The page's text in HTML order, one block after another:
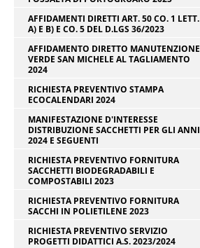
AFFIDAMENTI DIRETTI ART. 50 CO. 1 LETT.
A) E B) E CO. 5 DEL D.LGS 36/2023
AFFIDAMENTO DIRETTO MANUTENZIONE
VERDE SAN MICHELE AL TAGLIAMENTO
2024
RICHIESTA PREVENTIVO STAMPA
ECOCALENDARI 2024
MANIFESTAZIONE D'INTERESSE
DISTRIBUZIONE SACCHETTI PER GLI ANNI
2024 E SEGUENTI
RICHIESTA PREVENTIVO FORNITURA
SACCHETTI BIODEGRADABILI E
COMPOSTABILI 2023
RICHIESTA PREVENTIVO FORNITURA
SACCHI IN POLIETILENE 2023
RICHIESTA PREVENTIVO SERVIZIO
PROGETTI DIDATTICI A.S. 2023/2024